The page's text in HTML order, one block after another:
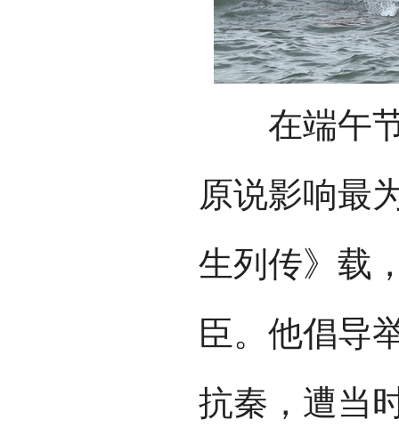
在端午节
原说影响最
生列传》载
臣。他倡导
抗秦，遭当